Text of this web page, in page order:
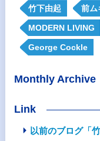
竹下由起 前ム
MODERN LIVING
George Cockle
Monthly Archive
Link
以前のブログ「